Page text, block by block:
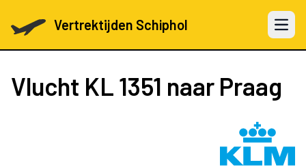
Vertrektijden Schiphol Open
Vlucht KL 1351 naar Praag